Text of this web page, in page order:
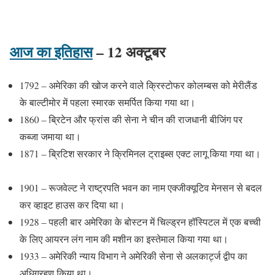
आज का इतिहास– 12 अक्टूबर
1792 – अमेरिका की खोज करने वाले क्रिस्टोफर कोलम्बस को मेरीलैंड
के बाल्टीमोर में पहला स्मारक समर्पित किया गया था।
1860 – ब्रिटेन और फ्रांस की सेना ने चीन की राजधानी बीजिंग पर
कब्जा जमाया था।
1871 – ब्रिटिश सरकार ने क्रिमिनल ट्राइब्स एक्ट लागू किया गया था।
1901 – रूजवेल्ट ने राष्ट्रपति भवन का नाम एक्जीक्यूटिव मेनसन से बदल
कर व्हाइट हाउस कर दिया था।
1928 – पहली बार अमेरिका के बोस्टन में चिल्ड्रन हॉस्पिटल में एक बच्ची
के लिए आयरन लंग नाम की मशीन का इस्तेमाल किया गया था।
1933 – अमेरिकी न्याय विभाग ने अमेरिकी सेना से अलकार्ट्ज द्वीप का